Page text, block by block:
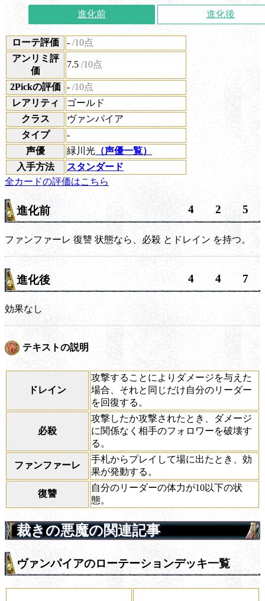
進化前 進化後
ローテ評価 - /10点
アンリミ評
価
7.5 /10点
2Pickの評価 - /10点
レアリティ
ゴールド
クラス
ヴァンパイア
タイプ
-
声優
緑川光 （声優一覧）
入手方法
スタンダード
全カードの評価はこちら
進化前 4 2 5
ファンファーレ 復讐状態なら、 必殺 と ドレイン を持つ。
進化後 4 4 7
効果なし
テキストの説明
ドレイン
攻撃することによりダメージを与えた
場合、それと同じだけ自分のリーダー
を回復する。
必殺
攻撃したか攻撃されたとき、ダメージ
に関係なく相手のフォロワーを破壊す
る。
ファンファーレ
手札からプレイして場に出たとき、効
果が発動する。
復讐
自分のリーダーの体力が10以下の状
態。
裁きの悪魔の関連記事
ヴァンパイアのローテーションデッキ一覧